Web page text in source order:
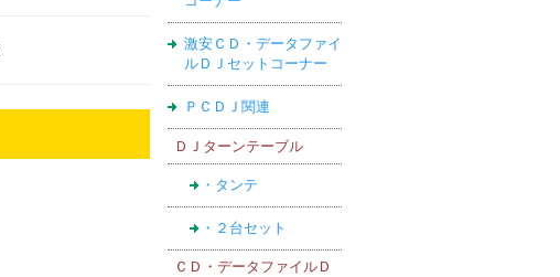
激安ＣＤ・データファイ
ルＤＪセットコーナー
ＰＣＤＪ関連
ＤＪターンテーブル
・タンテ
・２台セット
ＣＤ・データファイルＤ